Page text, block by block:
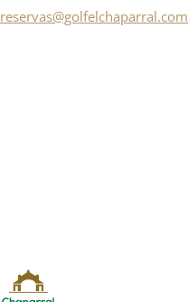
reservas@golfelchaparral.com